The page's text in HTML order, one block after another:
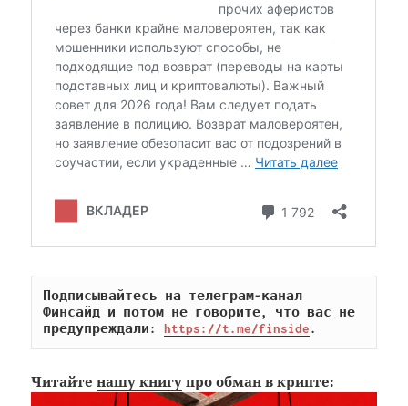
Подписывайтесь на телеграм-канал
Финсайд и потом не говорите, что вас не
предупреждали: https://t.me/finside.
Читайтенашу книгу про обман в крипте: